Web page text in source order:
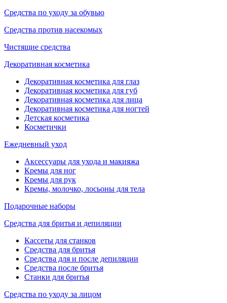
Средства по уходу за обувью
Средства против насекомых
Чистящие средства
Декоративная косметика
Декоративная косметика для глаз
Декоративная косметика для губ
Декоративная косметика для лица
Декоративная косметика для ногтей
Детская косметика
Косметички
Ежедневный уход
Аксессуары для ухода и макияжа
Кремы для ног
Кремы для рук
Кремы, молочко, лосьоны для тела
Подарочные наборы
Средства для бритья и депиляции
Кассеты для станков
Средства для бритья
Средства для и после депиляции
Средства после бритья
Станки для бритья
Средства по уходу за лицом